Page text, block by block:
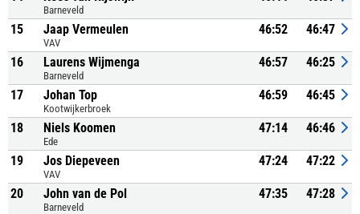
Barneveld
15 Jaap Vermeulen
VAV
46:52 46:47
16 Laurens Wijmenga
Barneveld
46:57 46:25
17 Johan Top
Kootwijkerbroek
46:59 46:45
18 Niels Koomen
Ede
47:14 46:46
19 Jos Diepeveen
VAV
47:24 47:22
20 John van de Pol
Barneveld
47:35 47:28